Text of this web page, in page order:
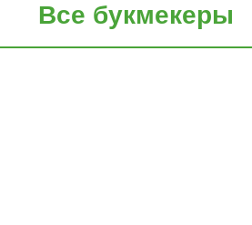
Все букмекеры